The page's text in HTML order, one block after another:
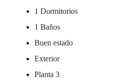
1 Dormitorios
1 Baños
Buen estado
Exterior
Planta 3